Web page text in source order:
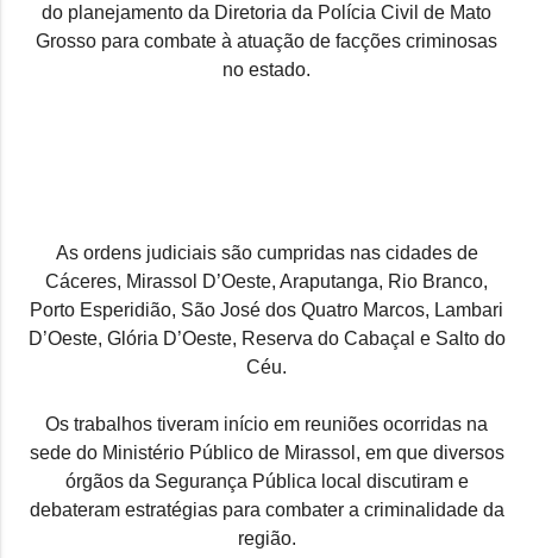
do planejamento da Diretoria da Polícia Civil de Mato
Grosso para combate à atuação de facções criminosas
no estado.
As ordens judiciais são cumpridas nas cidades de
Cáceres, Mirassol D’Oeste, Araputanga, Rio Branco,
Porto Esperidião, São José dos Quatro Marcos, Lambari
D’Oeste, Glória D’Oeste, Reserva do Cabaçal e Salto do
Céu.
Os trabalhos tiveram início em reuniões ocorridas na
sede do Ministério Público de Mirassol, em que diversos
órgãos da Segurança Pública local discutiram e
debateram estratégias para combater a criminalidade da
região.